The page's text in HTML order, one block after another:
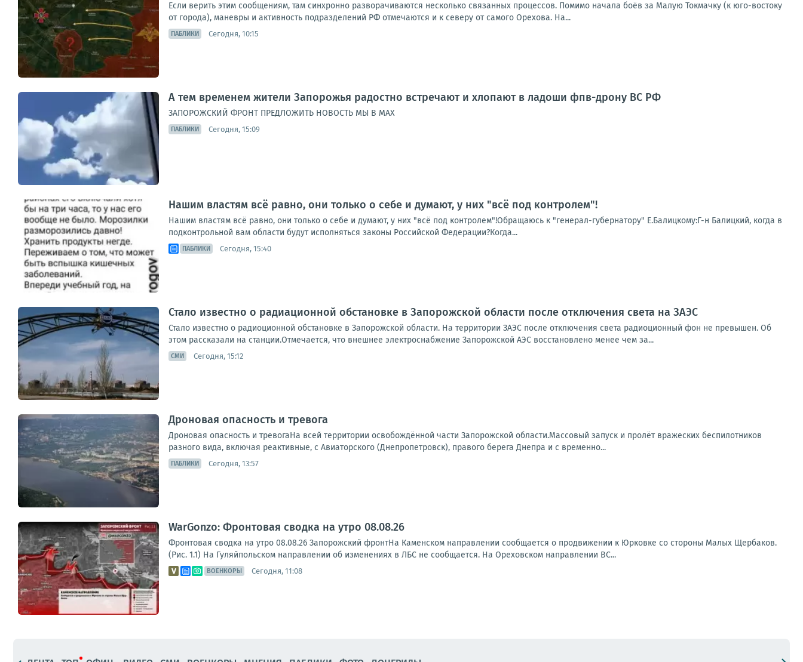
Если верить этим сообщениям, там синхронно разворачиваются несколько связанных процессов. Помимо начала боёв за Малую Токмачку (к юго-востоку
от города), маневры и активность подразделений РФ отмечаются и к северу от самого Орехова. На...
ПАБЛИКИ Сегодня, 10:15
А тем временем жители Запорожья радостно встречают и хлопают в ладоши фпв-дрону ВС РФ
ЗАПОРОЖСКИЙ ФРОНТ ПРЕДЛОЖИТЬ НОВОСТЬ МЫ В MAX
ПАБЛИКИ Сегодня, 15:09
Нашим властям всё равно, они только о себе и думают, у них "всё под контролем"!
Нашим властям всё равно, они только о себе и думают, у них "всё под контролем"!Обращаюсь к "генерал-губернатору" Е.Балицкому:Г-н Балицкий, когда в
подконтрольной вам области будут исполняться законы Российской Федерации?Когда...
ПАБЛИКИ Сегодня, 15:40
Стало известно о радиационной обстановке в Запорожской области после отключения света на ЗАЭС
Стало известно о радиоционной обстановке в Запорожской области. На территории ЗАЭС после отключения света радиоционный фон не превышен. Об
этом рассказали на станции.Отмечается, что внешнее электроснабжение Запорожской АЭС восстановлено менее чем за...
СМИ Сегодня, 15:12
Дроновая опасность и тревога
Дроновая опасность и тревогаНа всей территории освобождённой части Запорожской области.Массовый запуск и пролёт вражеских беспилотников
разного вида, включая реактивные, с Авиаторского (Днепропетровск), правого берега Днепра и с временно...
ПАБЛИКИ Сегодня, 13:57
WarGonzo: Фронтовая сводка на утро 08.08.26
Фронтовая сводка на утро 08.08.26 Запорожский фронтНа Каменском направлении сообщается о продвижении к Юрковке со стороны Малых Щербаков.
(Рис. 1.1) На Гуляйпольском направлении об изменениях в ЛБС не сообщается. На Ореховском направлении ВС...
ВОЕНКОРЫ Сегодня, 11:08